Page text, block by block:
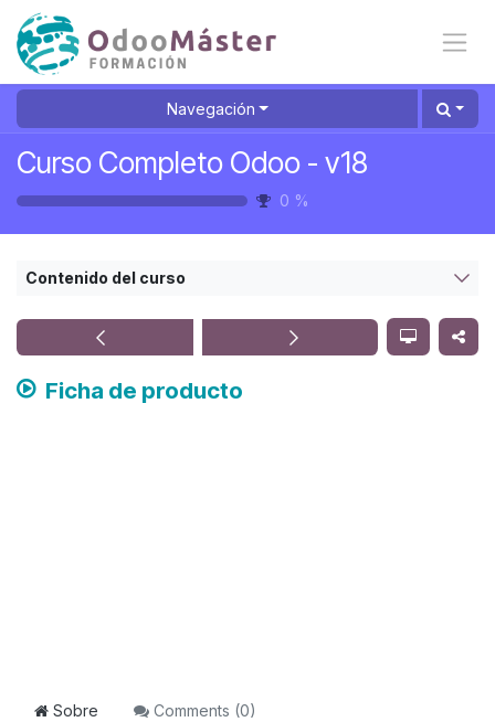
Ir al contenido
Navegación
Curso Completo Odoo - v18
0 %
Contenido del curso
Ficha de producto
Sobre Comments (0)